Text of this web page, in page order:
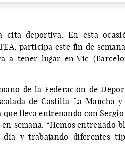
cita deportiva. En esta
participa este fin de
a tener lugar en Vic
de la Federación de
de Castilla-La Mancha
que lleva entrenando con Sergio
semana. “Hemos entrenado
y trabajando diferentes